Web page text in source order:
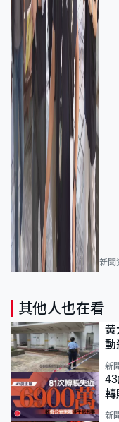
新聞
其他人也在看
黃
動
斃
新
轉
新